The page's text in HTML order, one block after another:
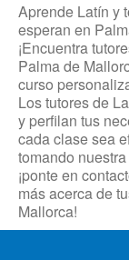
Aprende Latín y
esperan en
¡Encuentra
Palma de
curso
Los tutores de
y perfilan tus
cada clase sea
tomando
¡ponte en
más acerca de
Mallorca!